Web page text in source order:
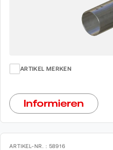
ARTIKEL MERKEN
Informieren
ARTIKEL-NR. : 58916